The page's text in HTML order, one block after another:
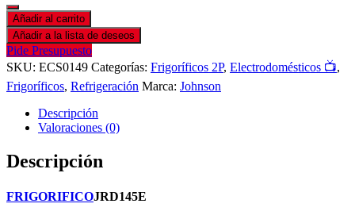
Añadir al carrito
Añadir a la lista de deseos
Pide Presupuesto
SKU: ECS0149 Categorías: Frigoríficos 2P, Electrodomésticos 📺,
Frigoríficos, Refrigeración Marca: Johnson
Descripción
Valoraciones (0)
Descripción
FRIGORIFICOJRD145E